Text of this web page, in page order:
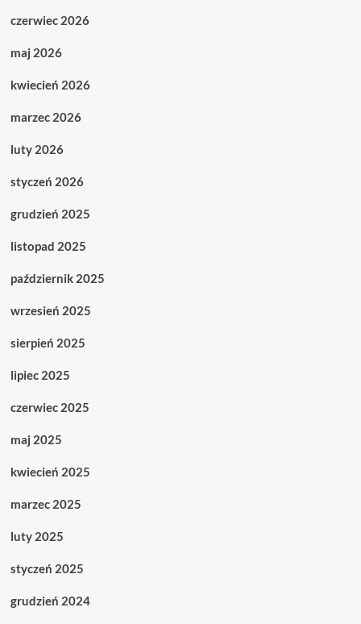
czerwiec 2026
maj 2026
kwiecień 2026
marzec 2026
luty 2026
styczeń 2026
grudzień 2025
listopad 2025
październik 2025
wrzesień 2025
sierpień 2025
lipiec 2025
czerwiec 2025
maj 2025
kwiecień 2025
marzec 2025
luty 2025
styczeń 2025
grudzień 2024